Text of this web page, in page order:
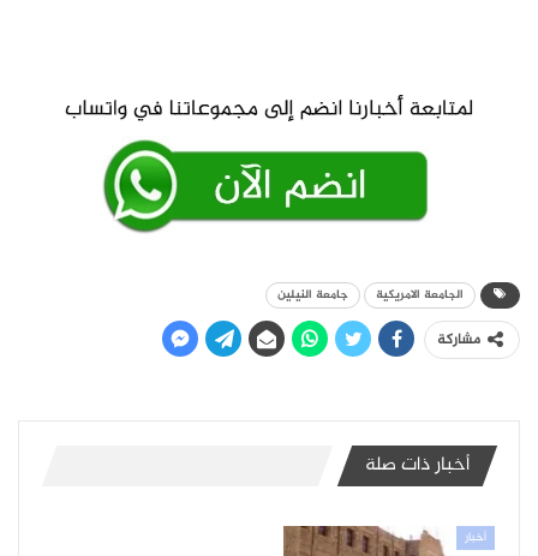
الجامعة الامريكية جامعة النيلين
مشاركة
أخبار ذات صلة
أخبار